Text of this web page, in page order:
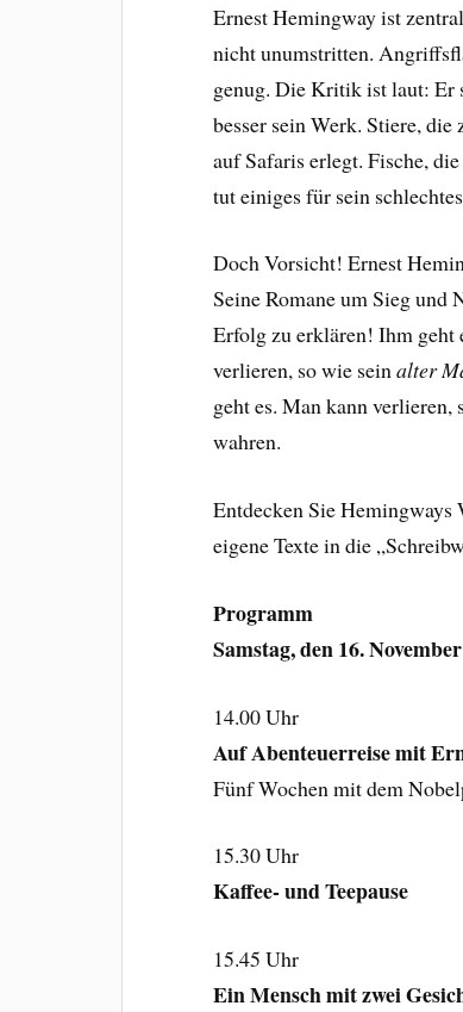
Ernest Hemingway ist
nicht unumstritten.
genug. Die Kritik ist laut: Er
besser sein Werk. Stiere,
auf Safaris erlegt. Fische,
tut einiges für sein
Doch Vorsicht! Ernest
Seine Romane um Sieg und
Erfolg zu erklären! Ihm geht
verlieren, so wie seinalter
geht es. Man kann
wahren.
Entdecken Sie Hemingways
eigene Texte in die
Programm
Samstag, den 16.
14.00 Uhr
Auf Abenteuerreise mit
Fünf Wochen mit dem
15.30 Uhr
Kaffee- und Teepause
15.45 Uhr
Ein Mensch mit zwei